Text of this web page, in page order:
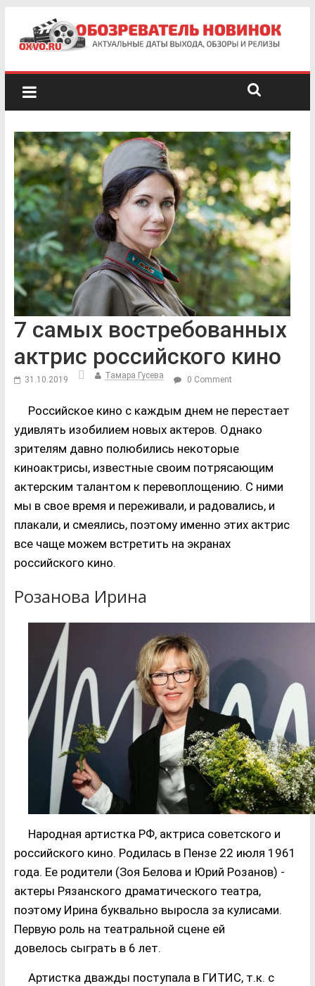
7 самых востребованных
актрис российского кино
31.10.2019 Тамара Гусева 0 Comment
Российское кино с каждым днем не перестает
удивлять изобилием новых актеров. Однако
зрителям давно полюбились некоторые
киноактрисы, известные своим потрясающим
актерским талантом к перевоплощению. С ними
мы в свое время и переживали, и радовались, и
плакали, и смеялись, поэтому именно этих актрис
все чаще можем встретить на экранах
российского кино.
Розанова Ирина
Народная артистка РФ, актриса советского и
российского кино. Родилась в Пензе 22 июля 1961
года. Ее родители (Зоя Белова и Юрий Розанов) -
актеры Рязанского драматического театра,
поэтому Ирина буквально выросла за кулисами.
Первую роль на театральной сцене ей
довелось сыграть в 6 лет.
Артистка дважды поступала в ГИТИС, т.к. с